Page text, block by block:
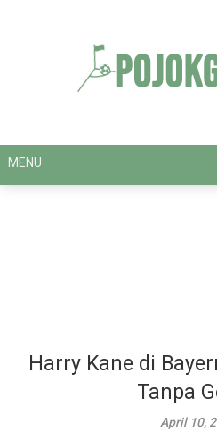
MENU
Harry Kane di
Tanpa
April 10,